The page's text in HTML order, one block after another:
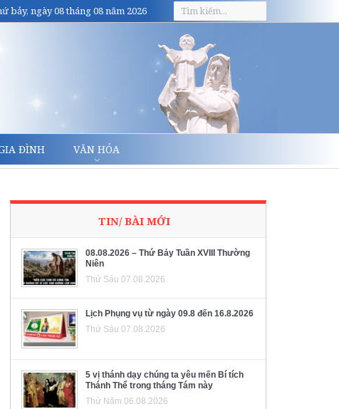
bảy, ngày 08 tháng 08 năm 2026
ĐÌNH VĂN HÓA
TIN/ BÀI MỚI
08.08.2026 – Thứ Bảy Tuần XVIII Thường
Niên
Thứ Sáu 07.08.2026
Lịch Phụng vụ từ ngày 09.8 đến 16.8.2026
Thứ Sáu 07.08.2026
5 vị thánh dạy chúng ta yêu mến Bí tích
Thánh Thể trong tháng Tám này
Thứ Năm 06.08.2026